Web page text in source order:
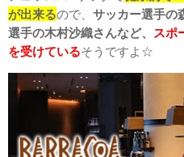
が出来るので、 サッカー選手の
選手の木村沙織さんなど、
スポ
を受けているそうですよ☆